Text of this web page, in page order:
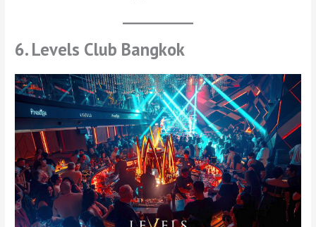
6. Levels Club Bangkok